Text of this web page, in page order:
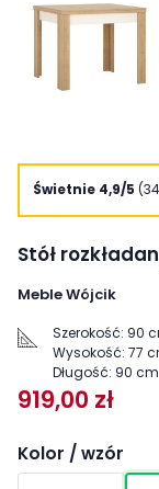
Świetnie 4,9/5
Stół
Meble Wójcik
Szerokość: 90
Wysokość: 77
Długość: 90 cm
919,00 zł
Kolor / wzór